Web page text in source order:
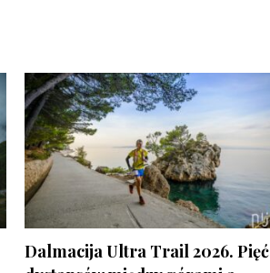
Dalmacija Ultra Trail 2026. Pięć